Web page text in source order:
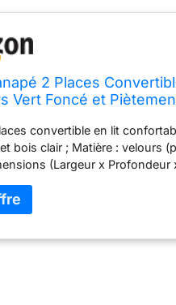
2 Places
Vert Foncé et
convertible en lit
bois clair ; Matière : velours
(Largeur x
canapé convertible ;